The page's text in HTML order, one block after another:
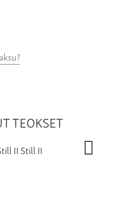
TEOKSET
Still II